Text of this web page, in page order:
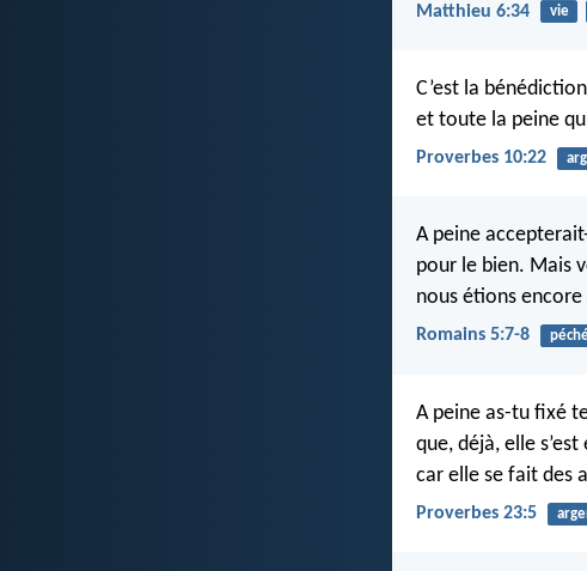
Matthieu 6:34 vie
C’est la
et toute la peine
Proverbes 10:22
A peine
pour le bien. Mais
nous étions
Romains 5:7-8
A peine as-tu fixé
que, déjà, elle
car elle se fait des
Proverbes 23:5